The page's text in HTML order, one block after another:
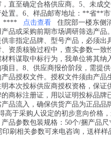
直至确定合格供应商。5、未成
处置。6、样品邮寄地址：**省**
****
点击查看
住院部一楼东侧
品或采购前期市场调研筛选产
非指定品牌、型号产品，必须
资质核验过程中，查实参数一
料谋取中标行为，我单位将其
目。8、供应商报价阶段，需提
品授权文件。授权文件须由产
本次投标供应商授权资格，保
商标注册证，用以证明投标品
品流入，确保供货产品为正品
高于采购人设定的初步意向价格
品参数包装规格：50个/捆产品
印刷相关参数可来电咨询，送样